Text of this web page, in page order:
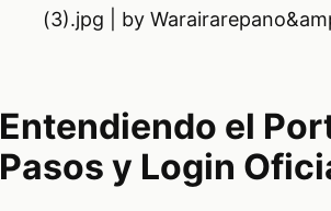
(3).jpg | by
Entendiendo el
Pasos y Login